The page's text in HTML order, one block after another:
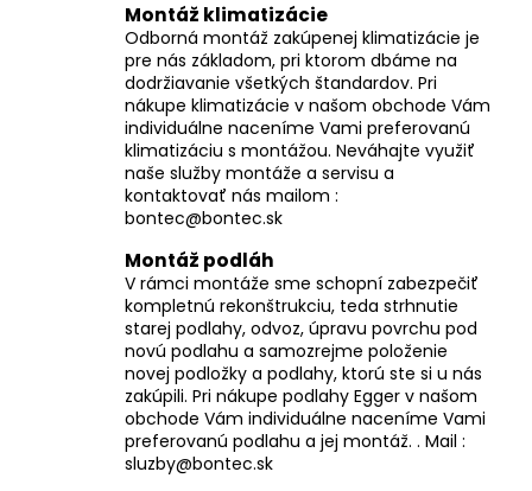
Montáž klimatizácie
Odborná montáž zakúpenej klimatizácie je
pre nás základom, pri ktorom dbáme na
dodržiavanie všetkých štandardov. Pri
nákupe klimatizácie v našom obchode Vám
individuálne naceníme Vami preferovanú
klimatizáciu s montážou. Neváhajte využiť
naše služby montáže a servisu a
kontaktovať nás mailom :
bontec@bontec.sk
Montáž podláh
V rámci montáže sme schopní zabezpečiť
kompletnú rekonštrukciu, teda strhnutie
starej podlahy, odvoz, úpravu povrchu pod
novú podlahu a samozrejme položenie
novej podložky a podlahy, ktorú ste si u nás
zakúpili. Pri nákupe podlahy Egger v našom
obchode Vám individuálne naceníme Vami
preferovanú podlahu a jej montáž. . Mail :
sluzby@bontec.sk